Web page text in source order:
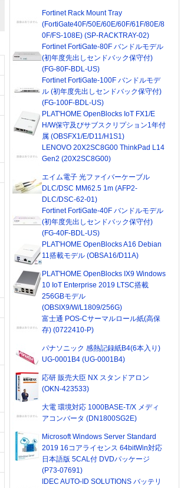
Fortinet Rack Mount Tray
(FortiGate40F/50E/60E/60F/61F/80E/8
0F/FS-108E) (SP-RACKTRAY-02)
Fortinet FortiGate-80F バンドルモデル
(初年度先出しセンドバック保守付)
(FG-80F-BDL-US)
Fortinet FortiGate-100F バンドルモデ
ル (初年度先出しセンドバック保守付)
(FG-100F-BDL-US)
PLAT'HOME OpenBlocks IoT FX1/E
H/W保守及びサブスクリプション1年付
属 (OBSFX1/E/D11/H1S1)
LENOVO 20X2SC8G00 ThinkPad L14
Gen2 (20X2SC8G00)
エイム電子 光ファイバーケーブル
DLC/DSC MM62.5 1m (AFP2-
DLC/DSC-62-01)
Fortinet FortiGate-40F バンドルモデル
(初年度先出しセンドバック保守付)
(FG-40F-BDL-US)
PLAT'HOME OpenBlocks A16 Debian
11搭載モデル (OBSA16/D11A)
PLAT'HOME OpenBlocks IX9 Windows
10 IoT Enterprise 2019 LTSC搭載
256GBモデル
(OBSIX9/W/L1809/256G)
富士通 POS-Cサーマルロール紙(高保
存) (0722410-P)
パナソニック 感熱記録紙B4(6本入り)
UG-0001B4 (UG-0001B4)
応研 販売大臣 NX スタンドアロン
(OKN-423533)
大電 環境対応 1000BASE-T/X メディ
アコンバータ (DN1800SG2E)
Microsoft Windows Server Standard
2019 16コアライセンス 64bitWin対応
日本語版 5CAL付 DVDパッケージ
(P73-07691)
IDEC AUTO-ID SOLUTIONS バッテリ